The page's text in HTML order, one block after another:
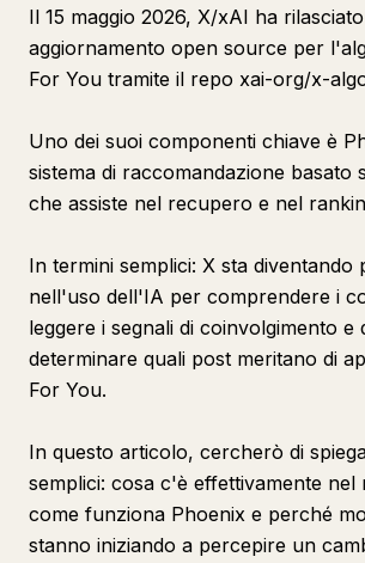
Il 15 maggio 2026, X/xAI ha
aggiornamento open source per
For You tramite il repo xai-org/x-
Uno dei suoi componenti chiave è
sistema di raccomandazione basato
che assiste nel recupero e nel
In termini semplici: X sta diventando
nell'uso dell'IA per comprendere i
leggere i segnali di coinvolgimento e
determinare quali post meritano di
For You.
In questo articolo, cercherò di
semplici: cosa c'è effettivamente nel
come funziona Phoenix e perché
stanno iniziando a percepire un